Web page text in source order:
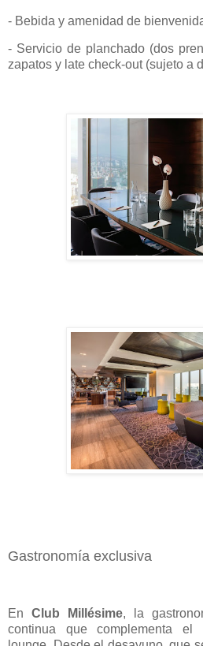
- Bebida y amenidad de
- Servicio de planchado (dos
zapatos y late check-out (sujeto a
Gastronomía exclusiva
En Club Millésime, la
continua que complementa el